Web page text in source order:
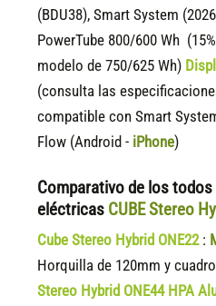
(BDU38), Smart System
PowerTube 800/600 Wh
modelo de 750/625 Wh)
(consulta las
compatible con Smart
Flow (Android - iPhone)
Comparativo de los
eléctricas CUBE Stereo
Cube Stereo Hybrid ONE22:
Horquilla de 120mm y
Stereo Hybrid ONE44 HPA